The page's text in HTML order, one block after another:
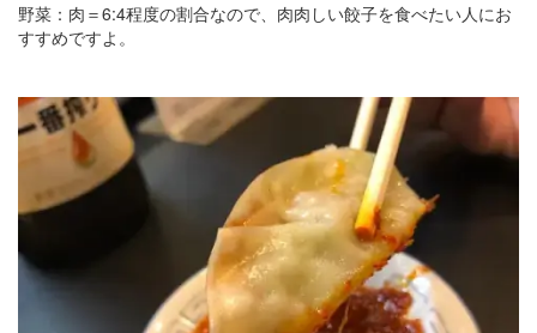
野菜：肉＝6:4程度の割合なので、肉肉しい餃子を食べたい人にお
すすめですよ。